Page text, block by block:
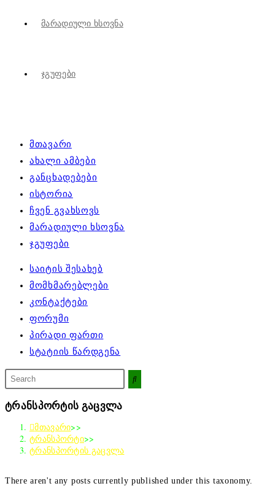
Მარადიული Ხსოვნა
Ჯგუფები
მთავარი
ახალი ამბები
განცხადებები
ისტორია
ჩვენ გვახსოვს
მარადიული ხსოვნა
ჯგუფები
საიტის შესახებ
მომხმარებლები
კონტაქტები
ფორუმი
პირადი ფართი
სტატიის წარდგენა
მოძებნეთ
ამ
ტრანსპორტის გაცვლა
მთავარი>>
ტრანსპორტი>>
ტრანსპორტის გაცვლა
There aren't any posts currently published under this taxonomy.